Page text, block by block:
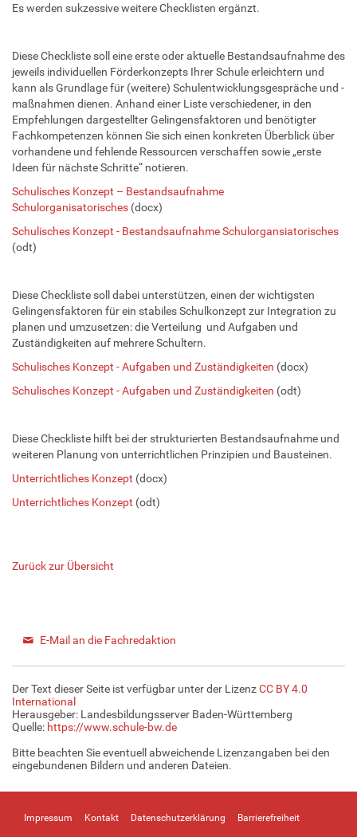
Es werden sukzessive weitere Checklisten ergänzt.
Diese Checkliste soll eine erste oder aktuelle Bestandsaufnahme des
jeweils individuellen Förderkonzepts Ihrer Schule erleichtern und
kann als Grundlage für (weitere) Schulentwicklungsgespräche und -
maßnahmen dienen. Anhand einer Liste verschiedener, in den
Empfehlungen dargestellter Gelingensfaktoren und benötigter
Fachkompetenzen können Sie sich einen konkreten Überblick über
vorhandene und fehlende Ressourcen verschaffen sowie „erste
Ideen für nächste Schritte“ notieren.
Schulisches Konzept – Bestandsaufnahme
Schulorganisatorisches (docx)
Schulisches Konzept - Bestandsaufnahme Schulorgansiatorisches
(odt)
Diese Checkliste soll dabei unterstützen, einen der wichtigsten
Gelingensfaktoren für ein stabiles Schulkonzept zur Integration zu
planen und umzusetzen: die Verteilung und Aufgaben und
Zuständigkeiten auf mehrere Schultern.
Schulisches Konzept - Aufgaben und Zuständigkeiten (docx)
Schulisches Konzept - Aufgaben und Zuständigkeiten (odt)
Diese Checkliste hilft bei der strukturierten Bestandsaufnahme und
weiteren Planung von unterrichtlichen Prinzipien und Bausteinen.
Unterrichtliches Konzept (docx)
Unterrichtliches Konzept (odt)
Zurück zur Übersicht
E-Mail an die Fachredaktion
Der Text dieser Seite ist verfügbar unter der LizenzCC BY 4.0
International
Herausgeber: Landesbildungsserver Baden-Württemberg
Quelle: https://www.schule-bw.de
Bitte beachten Sie eventuell abweichende Lizenzangaben bei den
eingebundenen Bildern und anderen Dateien.
Impressum Kontakt Datenschutzerklärung Barrierefreiheit